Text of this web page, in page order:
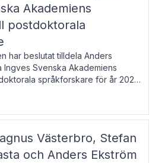
Akademiens
postdoktorala
har beslutat tilldela Anders
Ingves Svenska Akademiens
språkforskare för år 2026.
75 000 kronor per mottagare.
1984, är universitet
Västerbro, Stefan
och Anders Ekström